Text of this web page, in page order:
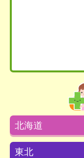
北海道
東北